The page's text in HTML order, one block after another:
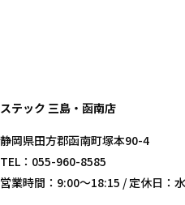
ステック 三島・函南店
静岡県田方郡函南町塚本90-4
TEL：055-960-8585
営業時間：9:00～18:15 / 定休日：